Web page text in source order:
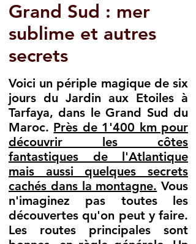
Grand Sud : mer
sublime et autres
secrets
Voici un périple magique de six
jours du Jardin aux Etoiles à
Tarfaya, dans le Grand Sud du
Maroc. Près de 1'400 km pour
découvrir les côtes
fantastiques de l'Atlantique
mais aussi quelques secrets
cachés dans la montagne. Vous
n'imaginez pas toutes les
découvertes qu'on peut y faire.
Les routes principales sont